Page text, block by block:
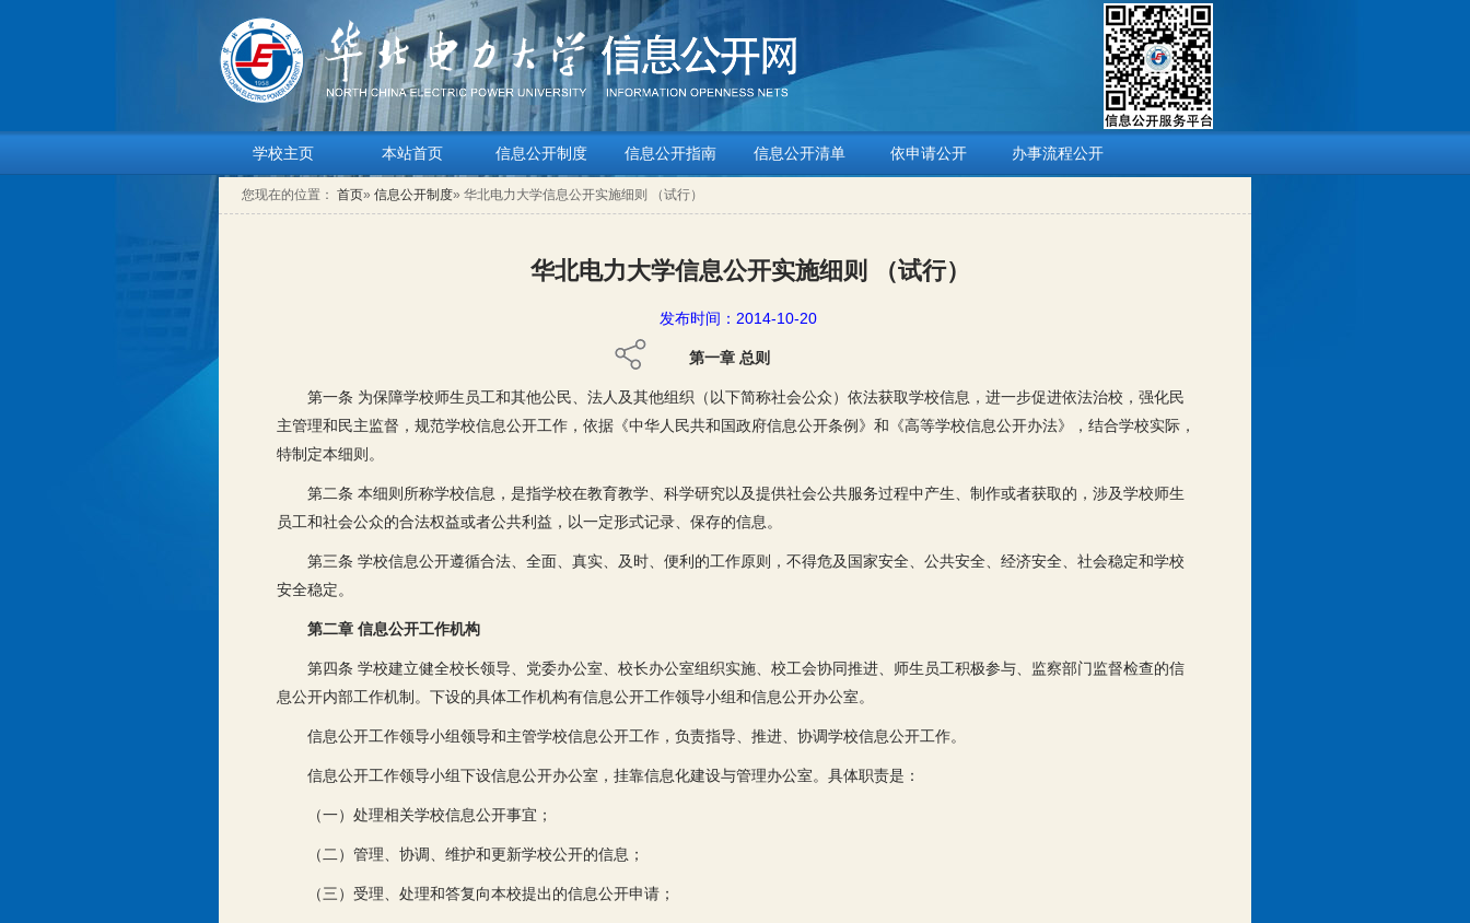
学校主页 本站首页 信息公开制度 信息公开指南 信息公开清单 依申请公开 办事流程公开
您现在的位置： 首页» 信息公开制度» 华北电力大学信息公开实施细则 （试行）
华北电力大学信息公开实施细则 （试行）
发布时间：2014-10-20
第一章 总则
第一条 为保障学校师生员工和其他公民、法人及其他组织（以下简称社会公众）依法获取学校信息，进一步促进依法治校，强化民
主管理和民主监督，规范学校信息公开工作，依据《中华人民共和国政府信息公开条例》和《高等学校信息公开办法》，结合学校实际，
特制定本细则。
第二条 本细则所称学校信息，是指学校在教育教学、科学研究以及提供社会公共服务过程中产生、制作或者获取的，涉及学校师生
员工和社会公众的合法权益或者公共利益，以一定形式记录、保存的信息。
第三条 学校信息公开遵循合法、全面、真实、及时、便利的工作原则，不得危及国家安全、公共安全、经济安全、社会稳定和学校
安全稳定。
第二章 信息公开工作机构
第四条 学校建立健全校长领导、党委办公室、校长办公室组织实施、校工会协同推进、师生员工积极参与、监察部门监督检查的信
息公开内部工作机制。下设的具体工作机构有信息公开工作领导小组和信息公开办公室。
信息公开工作领导小组领导和主管学校信息公开工作，负责指导、推进、协调学校信息公开工作。
信息公开工作领导小组下设信息公开办公室，挂靠信息化建设与管理办公室。具体职责是：
（一）处理相关学校信息公开事宜；
（二）管理、协调、维护和更新学校公开的信息；
（三）受理、处理和答复向本校提出的信息公开申请；